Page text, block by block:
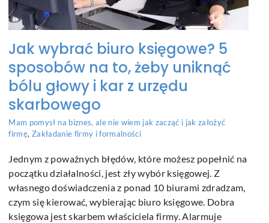
Jak wybrać biuro księgowe? 5
sposobów na to, żeby uniknąć
bólu głowy i kar z urzędu
skarbowego
Mam pomysł na biznes, ale nie wiem jak zacząć i jak założyć
firmę, Zakładanie firmy i formalności
Jednym z poważnych błędów, które możesz popełnić na
początku działalności, jest zły wybór księgowej. Z
własnego doświadczenia z ponad 10 biurami zdradzam,
czym się kierować, wybierając biuro księgowe. Dobra
księgowa jest skarbem właściciela firmy. Alarmuje